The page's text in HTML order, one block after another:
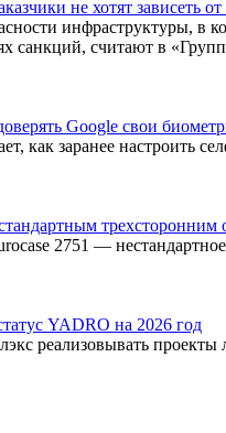
не хотят зависеть
инфраструктуры, в
санкций, считают в
Google свои
как заранее настроить
трехсторонним
2751 —
YADRO на 2026 год
реализовывать